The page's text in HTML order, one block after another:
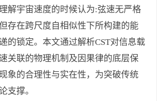
解宇宙速度的时候认为:弦速无严格
存在跨尺度自相似性下所构建的能
的锁定。本文通过解析CST对信息载
关联的物理机制及因果律的底层保
象的合理性与实在性，为突破传统
支撑。